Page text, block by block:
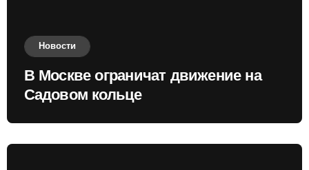
Новости
В Москве ограничат движение на
Садовом кольце